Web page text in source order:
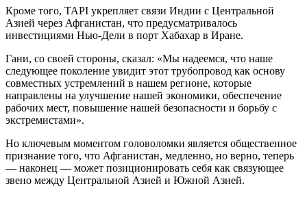
Кроме того, TAPI укрепляет связи Индии с Центральной
Азией через Афганистан, что предусматривалось
инвестициями Нью-Дели в порт Хабахар в Иране.
Гани, со своей стороны, сказал: «Мы надеемся, что наше
следующее поколение увидит этот трубопровод как основу
совместных устремлений в нашем регионе, которые
направлены на улучшение нашей экономики, обеспечение
рабочих мест, повышение нашей безопасности и борьбу с
экстремистами».
Но ключевым моментом головоломки является общественное
признание того, что Афганистан, медленно, но верно, теперь
— наконец — может позиционировать себя как связующее
звено между Центральной Азией и Южной Азией.